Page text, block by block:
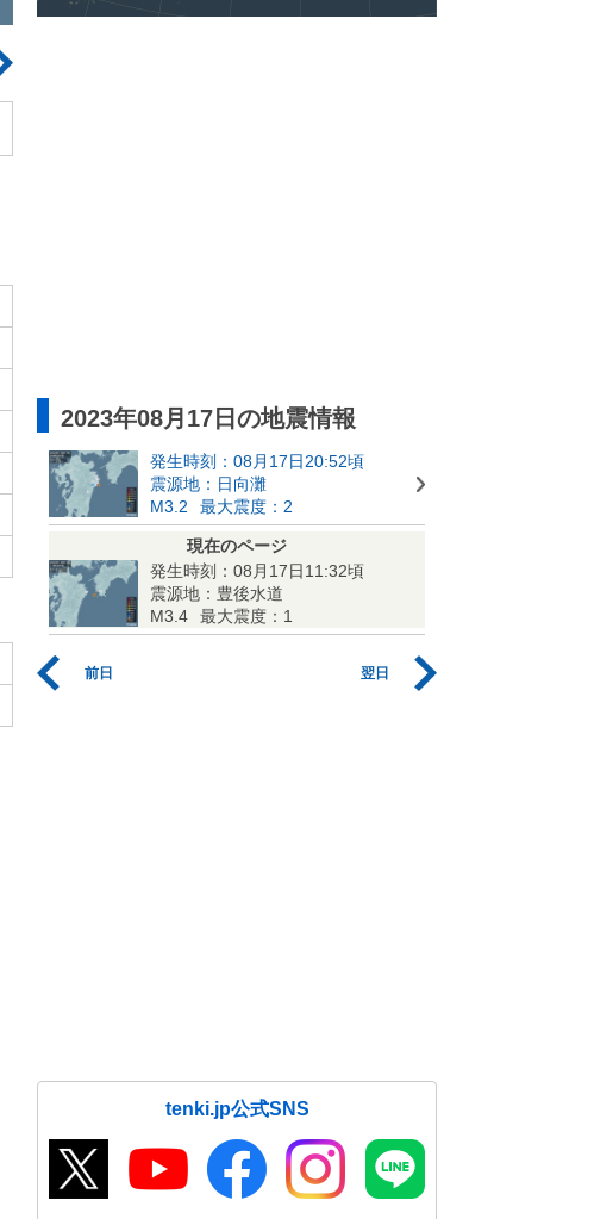
2023年08月17日の地震情報
発生時刻：08月17日20:52頃
震源地：日向灘
M3.2
最大震度：2
現在のページ
発生時刻：08月17日11:32頃
震源地：豊後水道
M3.4
最大震度：1
前日 翌日
tenki.jp公式SNS